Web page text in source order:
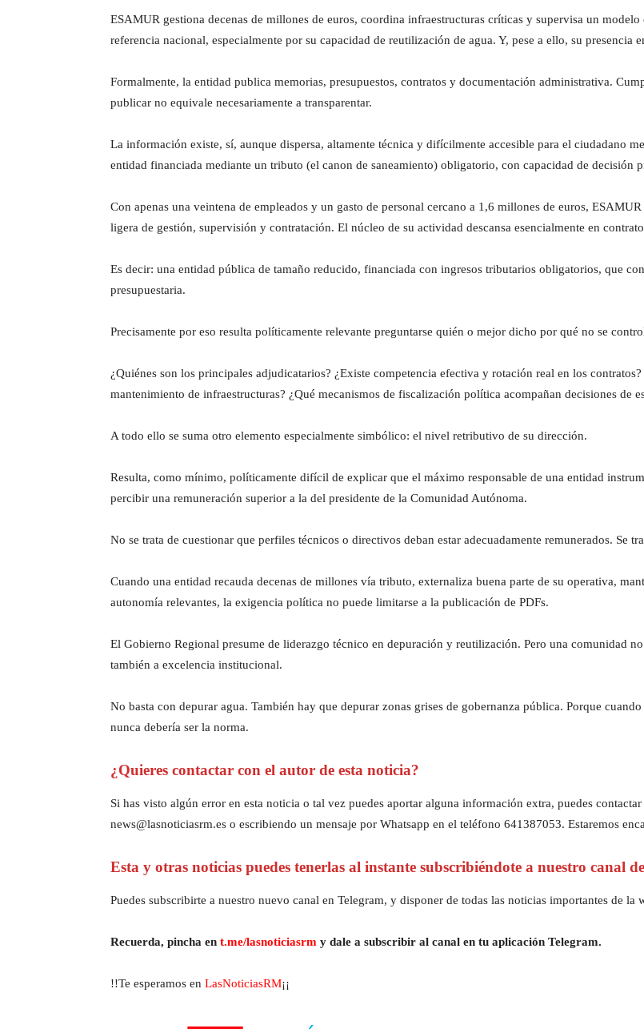
ESAMUR gestiona decenas de millones de euros, coordina infraestructuras críticas y supervisa un
referencia nacional, especialmente por su capacidad de reutilización de agua. Y, pese a ello, su presencia
Formalmente, la entidad publica memorias, presupuestos, contratos y documentación administrativa.
publicar no equivale necesariamente a transparentar.
La información existe, sí, aunque dispersa, altamente técnica y difícilmente accesible para el ciudadano
entidad financiada mediante un tributo (el canon de saneamiento) obligatorio, con capacidad de decisión
Con apenas una veintena de empleados y un gasto de personal cercano a 1,6 millones de euros,
ligera de gestión, supervisión y contratación. El núcleo de su actividad descansa esencialmente en
Es decir: una entidad pública de tamaño reducido, financiada con ingresos tributarios obligatorios, que
presupuestaria.
Precisamente por eso resulta políticamente relevante preguntarse quién o mejor dicho por qué no se
¿Quiénes son los principales adjudicatarios? ¿Existe competencia efectiva y rotación real en los
mantenimiento de infraestructuras? ¿Qué mecanismos de fiscalización política acompañan decisiones de
A todo ello se suma otro elemento especialmente simbólico: el nivel retributivo de su dirección.
Resulta, como mínimo, políticamente difícil de explicar que el máximo responsable de una entidad
percibir una remuneración superior a la del presidente de la Comunidad Autónoma.
No se trata de cuestionar que perfiles técnicos o directivos deban estar adecuadamente remunerados.
Cuando una entidad recauda decenas de millones vía tributo, externaliza buena parte de su operativa,
autonomía relevantes, la exigencia política no puede limitarse a la publicación de PDFs.
El Gobierno Regional presume de liderazgo técnico en depuración y reutilización. Pero una comunidad
también a excelencia institucional.
No basta con depurar agua. También hay que depurar zonas grises de gobernanza pública. Porque
nunca debería ser la norma.
¿Quieres contactar con el autor de esta noticia?
Si has visto algún error en esta noticia o tal vez puedes aportar alguna información extra, puedes
news@lasnoticiasrm.es o escribiendo un mensaje por Whatsapp en el teléfono 641387053. Estaremos
Esta y otras noticias puedes tenerlas al instante subscribiéndote a nuestro canal
Puedes subscribirte a nuestro nuevo canal en Telegram, y disponer de todas las noticias importantes de la
Recuerda, pincha en t.me/lasnoticiasrm y dale a subscribir al canal en tu aplicación Telegram.
!!Te esperamos en LasNoticiasRM¡¡